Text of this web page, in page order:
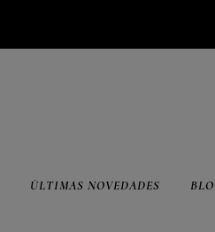
ÚLTIMAS NOVEDADES